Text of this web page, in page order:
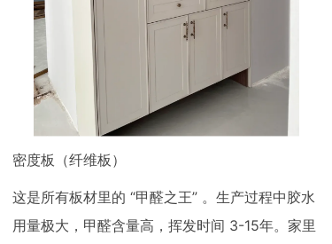
密度板（纤维板）
这是所有板材里的 “甲醛之王” 。生产过程中胶水
用量极大，甲醛含量高，挥发时间 3-15年。家里